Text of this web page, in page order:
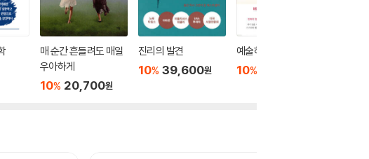
매 순간 흔들려도 매일
우아하게
10% 20,700원
진리의 발견
10% 39,600원
예술하는 습관
10%